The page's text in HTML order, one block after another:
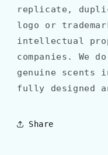
replicate,
logo or
intellectual
companies. We
genuine scents
fully designed
Share